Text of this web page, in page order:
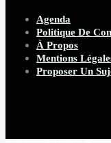
Agenda
Politique De
À Propos
Mentions
Proposer Un